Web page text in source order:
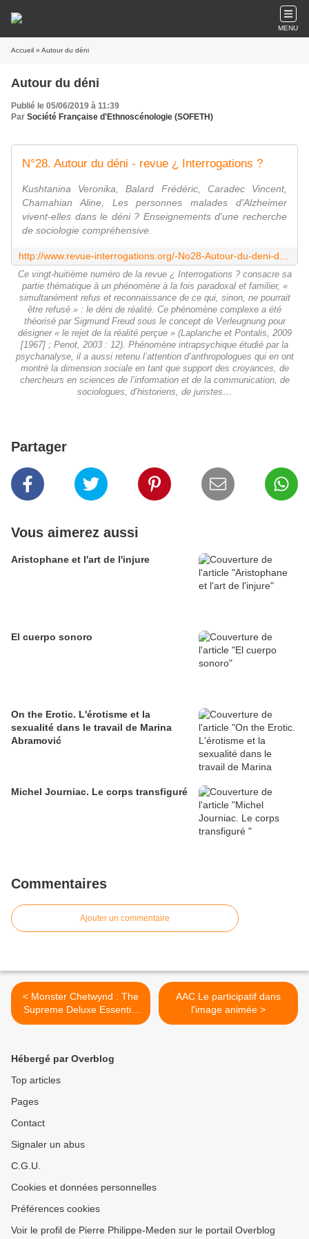
MENU
Accueil » Autour du déni
Autour du déni
Publié le 05/06/2019 à 11:39
Par Société Française d'Ethnoscénologie (SOFETH)
N°28. Autour du déni - revue ¿ Interrogations ?
Kushtanina Veronika, Balard Frédéric, Caradec Vincent,
Chamahian Aline, Les personnes malades d'Alzheimer
vivent-elles dans le déni ? Enseignements d'une recherche
de sociologie compréhensive.
Ce vingt-huitième numéro de la revue ¿ Interrogations ? consacre sa
partie thématique à un phénomène à la fois paradoxal et familier, «
simultanément refus et reconnaissance de ce qui, sinon, ne pourrait
être refusé » : le déni de réalité. Ce phénomène complexe a été
théorisé par Sigmund Freud sous le concept de Verleugnung pour
désigner « le rejet de la réalité perçue » (Laplanche et Pontalis, 2009
[1967] ; Penot, 2003 : 12). Phénomène intrapsychique étudié par la
psychanalyse, il a aussi retenu l’attention d’anthropologues qui en ont
montré la dimension sociale en tant que support des croyances, de
chercheurs en sciences de l’information et de la communication, de
sociologues, d’historiens, de juristes…
Partager
Vous aimerez aussi
Aristophane et l'art de l'injure
El cuerpo sonoro
On the Erotic. L'érotisme et la
sexualité dans le travail de Marina
Abramović
Michel Journiac. Le corps transfiguré
Commentaires
Ajouter un commentaire
< Monster Chetwynd : The
Supreme Deluxe Essential
Monster Chetwynd
AAC Le participatif dans
l'image animée >
Hébergé par Overblog
Top articles
Pages
Contact
Signaler un abus
C.G.U.
Cookies et données personnelles
Préférences cookies
Voir le profil de Pierre Philippe-Meden sur le portail Overblog